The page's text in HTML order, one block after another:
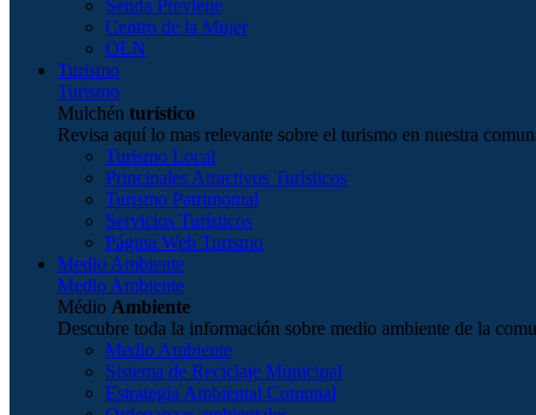
Senda Previene
Centro de la Mujer
OLN
Turismo
Turismo
Mulchén turístico
Revisa aquí lo mas relevante sobre el turismo en nuestra
Turismo Local
Principales Atractivos Turísticos
Turismo Patrimonial
Servicios Turísticos
Página Web Turismo
Medio Ambiente
Medio Ambiente
Médio Ambiente
Descubre toda la información sobre medio ambiente de la
Medio Ambiente
Sistema de Reciclaje Municipal
Estrategia Ambiental Comunal